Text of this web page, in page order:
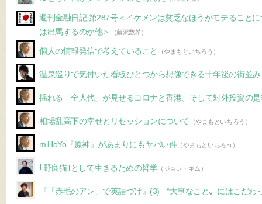
週刊金融日記 第287号＜イケメンは貧乏なほうがモテること
は出馬するのか他＞
（藤沢数希）
個人の情報発信で考えていること （やまもといちろう）
温泉巡りで気付いた看板ひとつから想像できる十年後の街並み
揺れる「全人代」が見せるコロナと香港、そして対外投資の
相場乱高下の幸せとリセッションについて （やまもといちろう）
miHoYo『原神』があまりにもヤバい件（やまもといちろう）
｢野良猫｣として生きるための哲学（ジョン・キム）
『「赤毛のアン」で英語づけ』(3) 〝大事なこと〟にはこだわ